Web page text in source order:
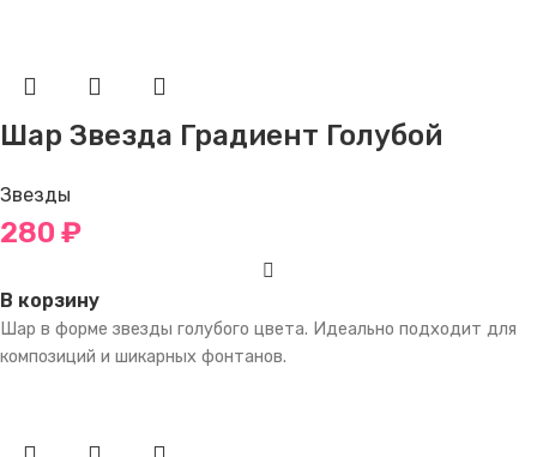
Шар Звезда Градиент Голубой
Звезды
280 ₽
В корзину
Шар в форме звезды голубого цвета. Идеально подходит для
композиций и шикарных фонтанов.